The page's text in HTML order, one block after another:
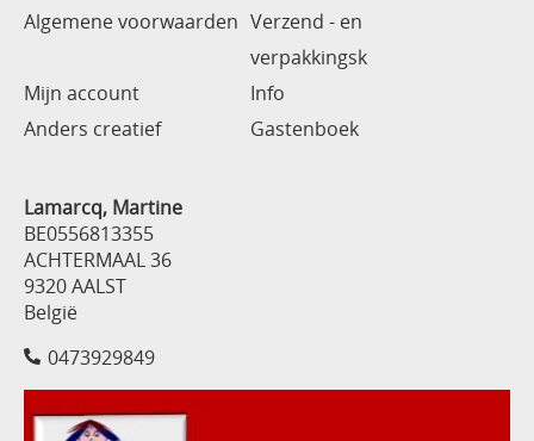
Algemene voorwaarden Verzend - en
verpakkingsk
Mijn account
Info
Anders creatief
Gastenboek
Lamarcq, Martine
BE0556813355
ACHTERMAAL 36
9320 AALST
België
0473929849